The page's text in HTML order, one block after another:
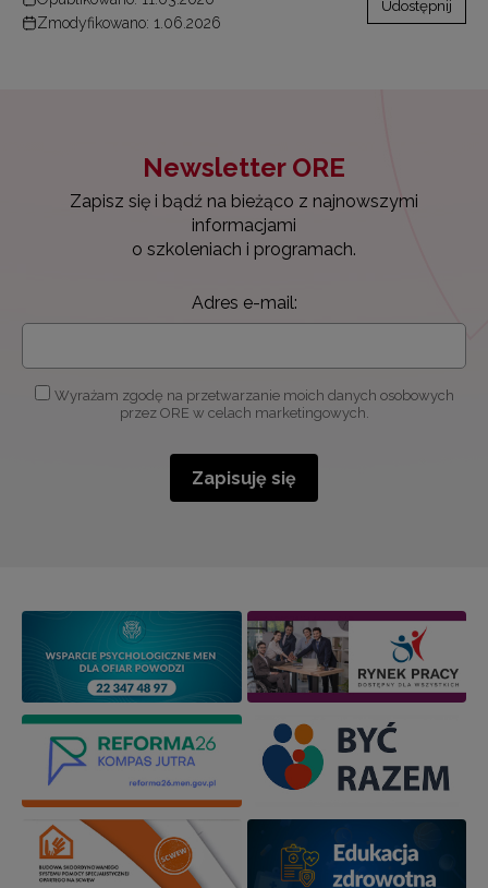
Zmodyfikowano: 1.06.2026
Udostępnij
Newsletter ORE
Zapisz się i bądź na bieżąco z najnowszymi
informacjami
o szkoleniach i programach.
Adres e-mail:
Wyrażam zgodę na przetwarzanie moich danych osobowych
przez ORE w celach marketingowych.
Zapisuję się